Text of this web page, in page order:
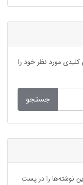
مورد نظر خود را
جستجو
نوشته‌ها را در پست